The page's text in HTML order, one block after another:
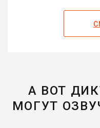
А ВОТ
МОГУТ